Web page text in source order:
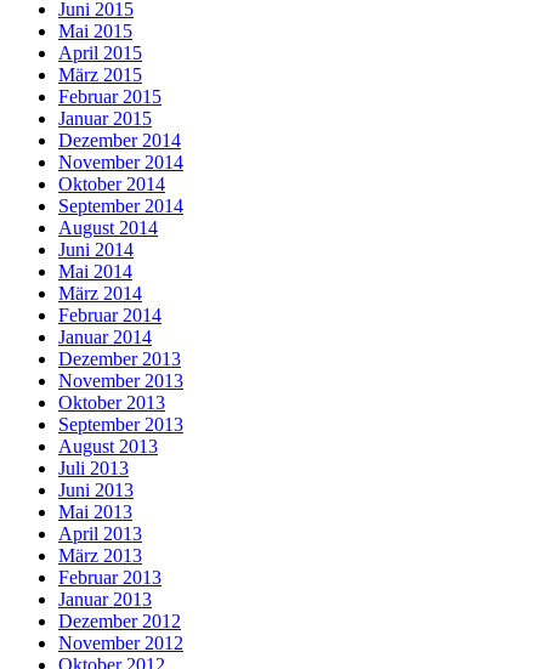
Juni 2015
Mai 2015
April 2015
März 2015
Februar 2015
Januar 2015
Dezember 2014
November 2014
Oktober 2014
September 2014
August 2014
Juni 2014
Mai 2014
März 2014
Februar 2014
Januar 2014
Dezember 2013
November 2013
Oktober 2013
September 2013
August 2013
Juli 2013
Juni 2013
Mai 2013
April 2013
März 2013
Februar 2013
Januar 2013
Dezember 2012
November 2012